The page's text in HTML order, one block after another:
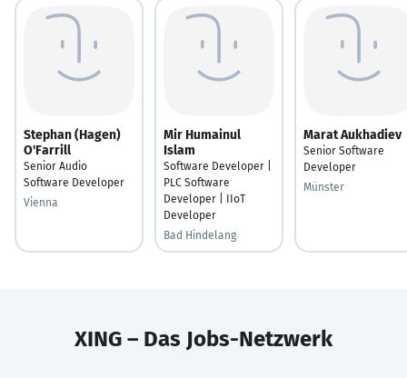
Stephan (Hagen)
O'Farrill
Senior Audio
Software Developer
Vienna
Mir Humainul
Islam
Software Developer |
PLC Software
Developer | IIoT
Developer
Bad Hindelang
Marat Aukhadiev
Senior Software
Developer
Münster
XING – Das Jobs-Netzwerk